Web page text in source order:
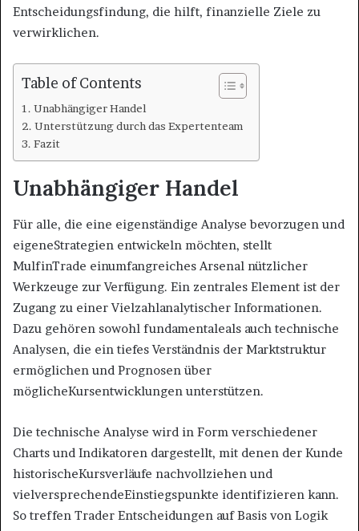
Entscheidungsfindung, die hilft, finanzielle Ziele zu
verwirklichen.
Table of Contents
Unabhängiger Handel
Unterstützung durch das Expertenteam
Fazit
Unabhängiger Handel
Für alle, die eine eigenständige Analyse bevorzugen und
eigeneStrategien entwickeln möchten, stellt
MulfinTrade einumfangreiches Arsenal nützlicher
Werkzeuge zur Verfügung. Ein zentrales Element ist der
Zugang zu einer Vielzahlanalytischer Informationen.
Dazu gehören sowohl fundamentaleals auch technische
Analysen, die ein tiefes Verständnis der Marktstruktur
ermöglichen und Prognosen über
möglicheKursentwicklungen unterstützen.
Die technische Analyse wird in Form verschiedener
Charts und Indikatoren dargestellt, mit denen der Kunde
historischeKursverläufe nachvollziehen und
vielversprechendeEinstiegspunkte identifizieren kann.
So treffen Trader Entscheidungen auf Basis von Logik